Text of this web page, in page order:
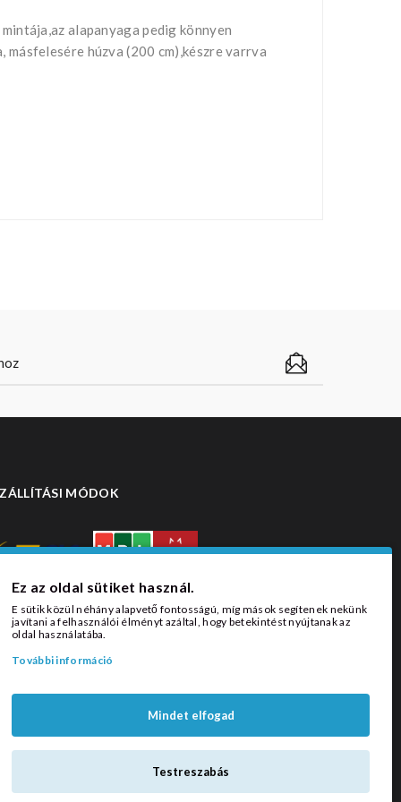
alapanyaga pedig könnyen
húzva (200 cm),készre varrva
MÓDOK
Ez az oldal sütiket használ.
E sütik közül néhány alapvető fontosságú, míg mások segítenek nekünk
javítani a felhasználói élményt azáltal, hogy betekintést nyújtanak az
oldal használatába.
További információ
Mindet elfogad
Testreszabás